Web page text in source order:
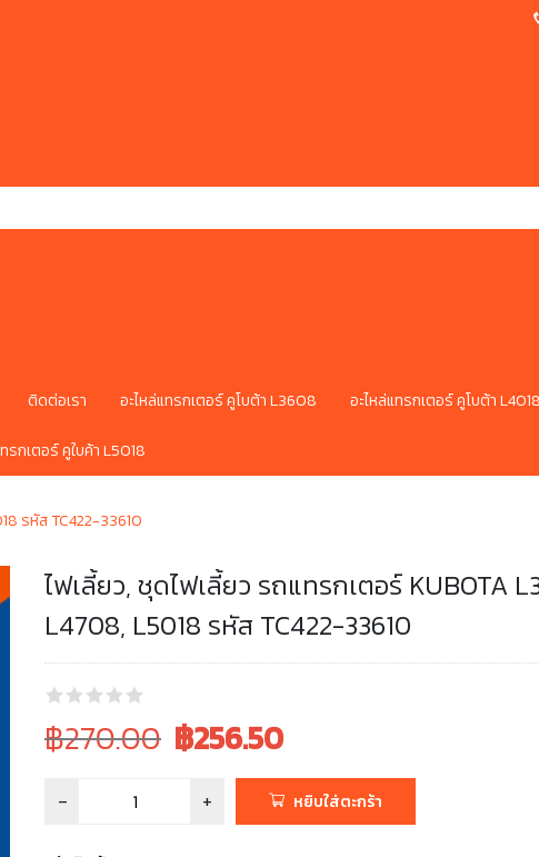
ติดต่อเรา อะไหล่แทรกเตอร์ คูโบต้า L3608 อะไหล่แทรกเตอร์ คูโบต้า L4018
รกเตอร์ คูใบค้า L5018
รหัส TC422-33610
ไฟเลี้ยว, ชุดไฟเลี้ยว รถแทรกเตอร์ KUBOTA
L4708, L5018 รหัส TC422-33610
Original
price
was:
฿270.00 Current
฿270.00.
฿256.50
หยิบใส่ตะกร้า